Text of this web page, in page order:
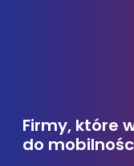
Firmy, które
do